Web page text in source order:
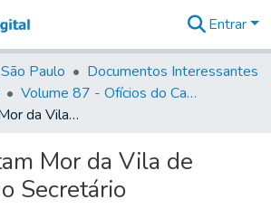
&
Coleções
Tudo na
Biblioteca
Estatísticas
Entrar
Paulo
Documentos Interessantes
Volume 87 - Ofícios do Capitão General Antonio Manoel de Melo Castro e Mendonça (1797- 1801)
Para o Capitam Mor da Vila de Cananéa- Do Secretário
Mor da Vila de
Secretário